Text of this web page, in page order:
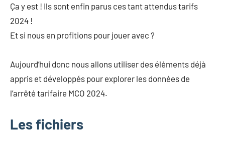
Ça y est ! Ils sont enfin parus ces tant attendus tarifs
2024 !
Et si nous en profitions pour jouer avec ?
Aujourd’hui donc nous allons utiliser des éléments déjà
appris et développés pour explorer les données de
l’arrêté tarifaire MCO 2024.
Les fichiers